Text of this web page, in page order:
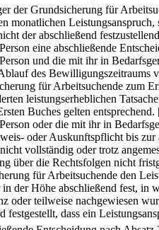
der Grundsicherung für
monatlichen
der abschließend
eine abschließende
und die mit ihr in
des Bewilligungszeitraums
für Arbeitsuchende zum
leistungserheblichen
Buches gelten entsprechend.
oder die mit ihr in
oder Auskunftspflicht bis zur
vollständig oder trotz
über die Rechtsfolgen nicht
für Arbeitsuchende den
der Höhe abschließend fest, in
oder teilweise nachgewiesen
festgestellt, dass ein